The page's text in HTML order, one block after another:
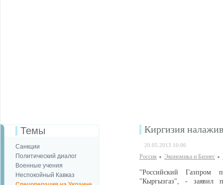
Темы
Санкции
Политический диалог
Военные учения
Неспокойный Кавказ
Киргизия
20.05.2013 10:06
Россия Экономика и Бизнес
"Российский Газпром
"Кыргызгаз", - заявил